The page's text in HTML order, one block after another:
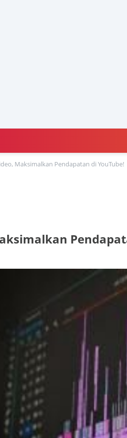
Maksimalkan Pendapatan di YouTube!